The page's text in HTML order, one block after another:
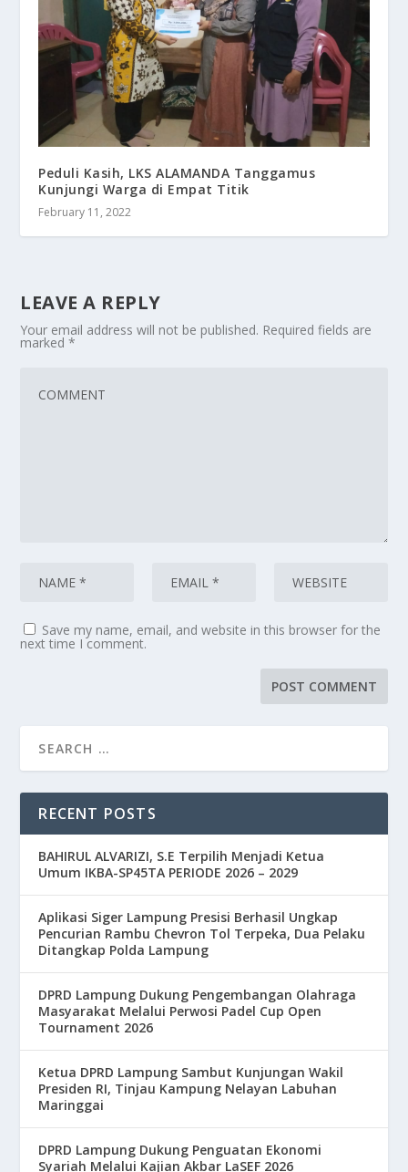
Peduli Kasih, LKS ALAMANDA Tanggamus
Kunjungi Warga di Empat Titik
February 11, 2022
LEAVE A REPLY
Your email address will not be published. Required fields are
marked*
Save my name, email, and website in this browser for the
next time I comment.
RECENT POSTS
BAHIRUL ALVARIZI, S.E Terpilih Menjadi Ketua
Umum IKBA-SP45TA PERIODE 2026 – 2029
Aplikasi Siger Lampung Presisi Berhasil Ungkap
Pencurian Rambu Chevron Tol Terpeka, Dua Pelaku
Ditangkap Polda Lampung
DPRD Lampung Dukung Pengembangan Olahraga
Masyarakat Melalui Perwosi Padel Cup Open
Tournament 2026
Ketua DPRD Lampung Sambut Kunjungan Wakil
Presiden RI, Tinjau Kampung Nelayan Labuhan
Maringgai
DPRD Lampung Dukung Penguatan Ekonomi
Syariah Melalui Kajian Akbar LaSEF 2026